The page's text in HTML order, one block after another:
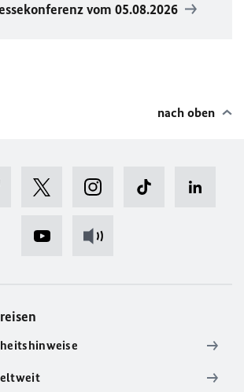
vom 05.08.2026
nach oben